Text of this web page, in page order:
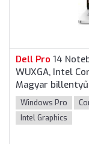
Dell Pro 14
WUXGA, Intel
Magyar
garancia,
Windows Pro
Intel Graphics